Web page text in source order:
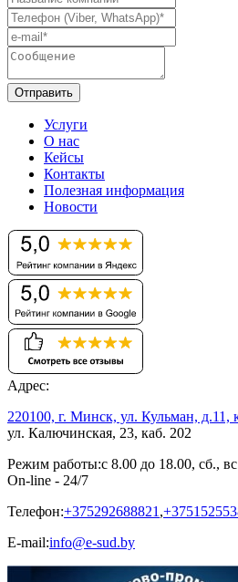
Отправить
Услуги
О нас
Кейсы
Контакты
Полезная информация
Новости
Адрес:
220100, г. Минск, ул. Кульман, д.11,
ул. Калючинская, 23, каб. 202
Режим работы:с 8.00 до 18.00, сб.,
On-line - 24/7
Телефон:+375292688821 ,
E-mail:info@e-sud.by